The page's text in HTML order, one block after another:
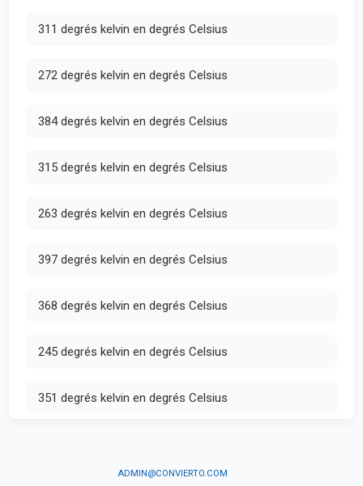
311 degrés kelvin en degrés Celsius
272 degrés kelvin en degrés Celsius
384 degrés kelvin en degrés Celsius
315 degrés kelvin en degrés Celsius
263 degrés kelvin en degrés Celsius
397 degrés kelvin en degrés Celsius
368 degrés kelvin en degrés Celsius
245 degrés kelvin en degrés Celsius
351 degrés kelvin en degrés Celsius
ADMIN@CONVIERTO.COM